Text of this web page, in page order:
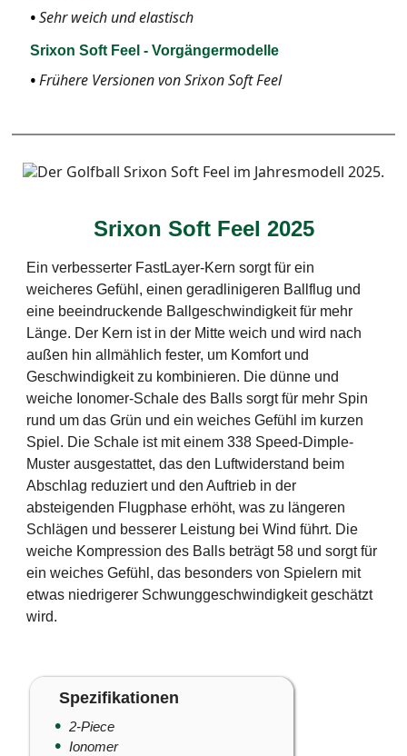
Sehr weich und elastisch
Srixon Soft Feel - Vorgängermodelle
Frühere Versionen von Srixon Soft Feel
Srixon Soft Feel 2025
Ein verbesserter FastLayer-Kern sorgt für ein
weicheres Gefühl, einen geradlinigeren Ballflug und
eine beeindruckende Ballgeschwindigkeit für mehr
Länge. Der Kern ist in der Mitte weich und wird nach
außen hin allmählich fester, um Komfort und
Geschwindigkeit zu kombinieren. Die dünne und
weiche Ionomer-Schale des Balls sorgt für mehr Spin
rund um das Grün und ein weiches Gefühl im kurzen
Spiel. Die Schale ist mit einem 338 Speed-Dimple-
Muster ausgestattet, das den Luftwiderstand beim
Abschlag reduziert und den Auftrieb in der
absteigenden Flugphase erhöht, was zu längeren
Schlägen und besserer Leistung bei Wind führt. Die
weiche Kompression des Balls beträgt 58 und sorgt für
ein weiches Gefühl, das besonders von Spielern mit
etwas niedrigerer Schwunggeschwindigkeit geschätzt
wird.
Spezifikationen
2-Piece
Ionomer